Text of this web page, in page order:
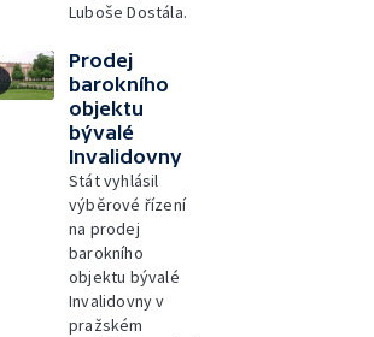
Luboše Dostála.
Prodej
barokního
objektu
bývalé
Invalidovny
Stát vyhlásil
výběrové řízení
na prodej
barokního
objektu bývalé
Invalidovny v
pražském